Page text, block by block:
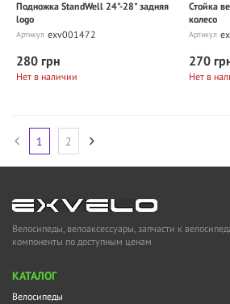
Подножка StandWell 24"-28" задняя
logo
Артикул exv001472
280 грн
Нет в наличии
Стойка
колесо
Артикул
270
Нет в
1 2
Велосипеды, велоаксессуары, запчасти к
компоненты по доступным ценам
KАТАЛОГ
Велосипеды